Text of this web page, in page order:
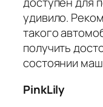
удивило.
такого
получить
состоянии
PinkLily